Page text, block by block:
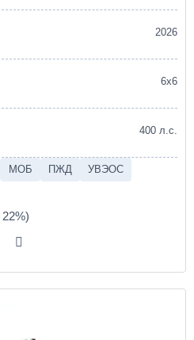
2026
6х6
400 л.с.
МОБ ПЖД
УВЭОС